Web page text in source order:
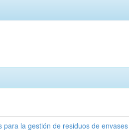
para la gestión de residuos de envases